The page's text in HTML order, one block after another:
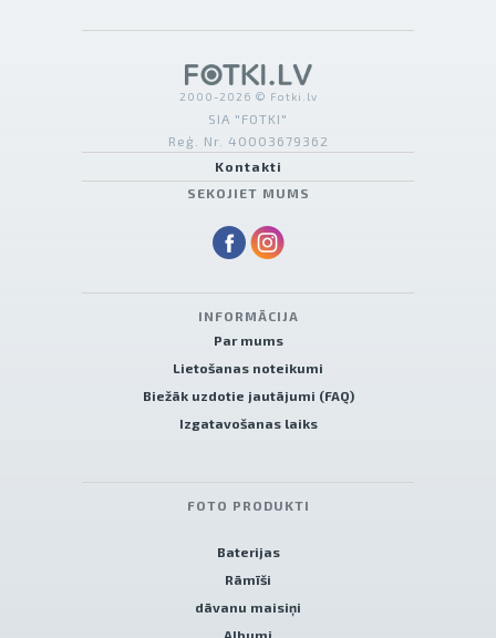
2000-2026 © Fotki.lv
SIA "FOTKI"
Reģ. Nr. 40003679362
Kontakti
SEKOJIET MUMS
INFORMĀCIJA
Par mums
Lietošanas noteikumi
Biežāk uzdotie jautājumi (FAQ)
Izgatavošanas laiks
FOTO PRODUKTI
Baterijas
Rāmīši
dāvanu maisiņi
Albumi